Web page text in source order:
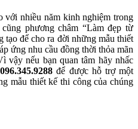
với nhiều năm kinh nghiệm trong
phương châm “Làm đẹp từ
để cho ra đời những mẫu thiết
ứng nhu cầu đồng thời thỏa mãn
vậy nếu bạn quan tâm hãy nhấc
096.345.9288 để được hỗ trợ một
mẫu thiết kế thi công của chúng